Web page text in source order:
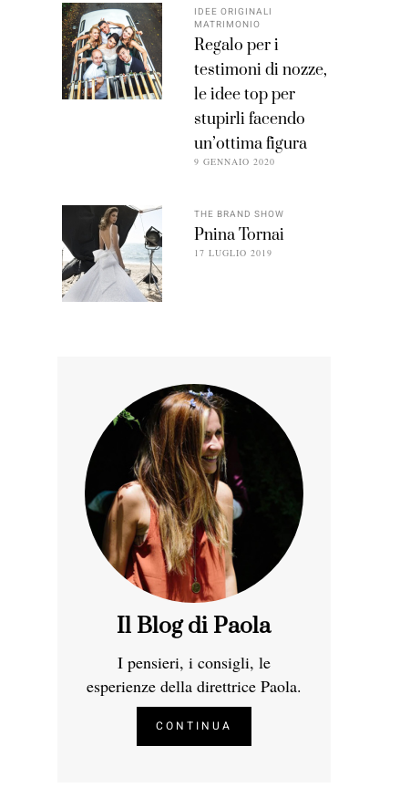
IDEE ORIGINALI
MATRIMONIO
Regalo per i
testimoni di nozze,
le idee top per
stupirli facendo
un’ottima figura
9 GENNAIO 2020
THE BRAND SHOW
Pnina Tornai
17 LUGLIO 2019
Il Blog di Paola
I pensieri, i consigli, le
esperienze della direttrice Paola.
CONTINUA